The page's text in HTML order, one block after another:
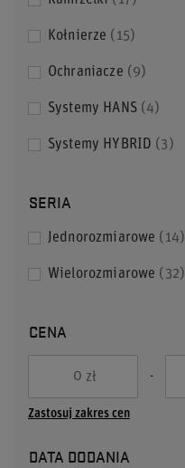
Kołnierze 15
Ochraniacze 9
Systemy HANS 4
Systemy HYBRID 3
SERIA
Jednorozmiarowe 14
Wielorozmiarowe 32
CENA
zł -
Zastosuj zakres cen
DATA DODANIA